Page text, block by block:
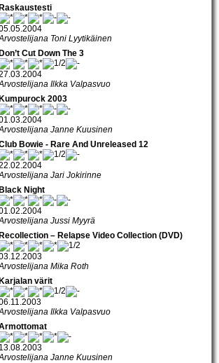
Toni Lyytikäinen
Cut Down The 3
Ilkka Valpasvuo
2003
Janne Kuusinen
Bowie - Rare And Unreleased 12
Jari Jokirinne
Night
Jussi Myyrä
– Relapse Video Collection (DVD)
Mika Roth
värit
Ilkka Valpasvuo
13.08.2003
Janne Kuusinen